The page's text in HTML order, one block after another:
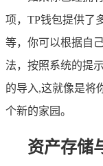
项，TP钱包提供了
等，你可以根据自
法，按照系统的提
的导入,这就像是将
个新的家园。
资产存储